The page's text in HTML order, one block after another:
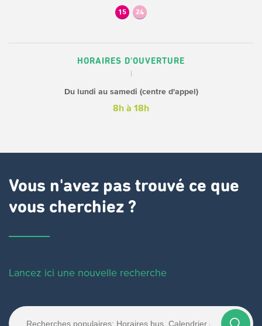
15 24
HORAIRES D'OUVERTURE
Du lundi au samedi (centre d'appel)
8h à 18h
Vous n'avez pas trouvé ce que
vous cherchiez ?
Lancez ici une nouvelle recherche